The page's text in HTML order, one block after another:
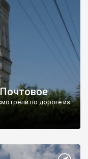
по дороге из